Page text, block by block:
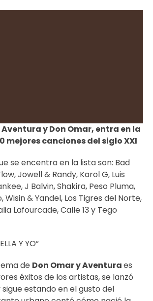
Aventura y Don Omar, entra en la
mejores canciones del siglo XXI
se encentra en la lista son: Bad
Jowell & Randy, Karol G, Luis
J Balvin, Shakira, Peso Pluma,
Wisin & Yandel, Los Tigres del Norte,
Lafourcade, Calle 13 y Tego
Y YO”
de Don Omar y Aventuraes
éxitos de los artistas, se lanzó
estando en el gusto del